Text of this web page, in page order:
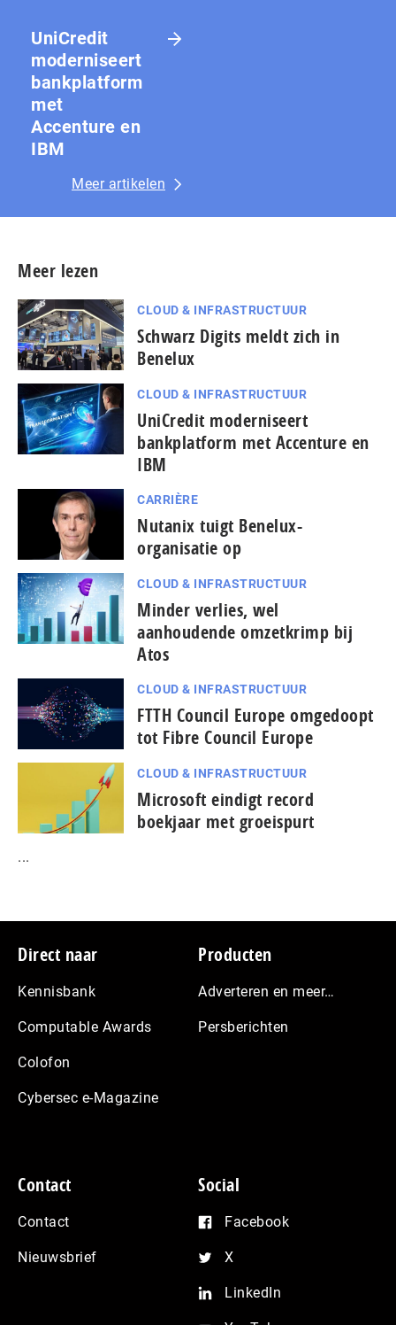
UniCredit
moderniseert
bankplatform
met
Accenture en
IBM
Meer artikelen
Meer lezen
CLOUD & INFRASTRUCTUUR
Schwarz Digits meldt zich in
Benelux
CLOUD & INFRASTRUCTUUR
UniCredit moderniseert
bankplatform met Accenture en
IBM
CARRIÈRE
Nutanix tuigt Benelux-
organisatie op
CLOUD & INFRASTRUCTUUR
Minder verlies, wel
aanhoudende omzetkrimp bij
Atos
CLOUD & INFRASTRUCTUUR
FTTH Council Europe omgedoopt
tot Fibre Council Europe
CLOUD & INFRASTRUCTUUR
Microsoft eindigt record
boekjaar met groeispurt
...
Footer
Direct naar
Kennisbank
Computable Awards
Colofon
Cybersec e-Magazine
Producten
Adverteren en meer…
Persberichten
Contact
Contact
Nieuwsbrief
Social
Facebook
X
LinkedIn